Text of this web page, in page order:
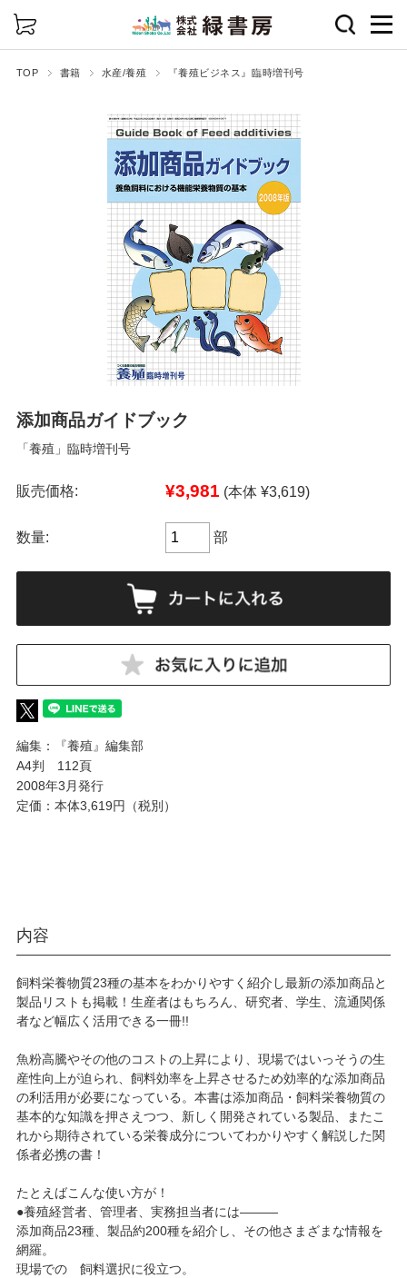
TOP 書籍 水産/養殖 『養殖ビジネス』臨時増刊号
添加商品ガイドブック
「養殖」臨時増刊号
販売価格: ¥3,981 (本体 ¥3,619)
数量: 部
編集：『養殖』編集部
A4判 112頁
2008年3月発行
定価：本体3,619円（税別）
内容
飼料栄養物質23種の基本をわかりやすく紹介し最新の添加商品と
製品リストも掲載！生産者はもちろん、研究者、学生、流通関係
者など幅広く活用できる一冊!!
魚粉高騰やその他のコストの上昇により、現場ではいっそうの生
産性向上が迫られ、飼料効率を上昇させるため効率的な添加商品
の利活用が必要になっている。本書は添加商品・飼料栄養物質の
基本的な知識を押さえつつ、新しく開発されている製品、またこ
れから期待されている栄養成分についてわかりやすく解説した関
係者必携の書！
たとえばこんな使い方が！
●養殖経営者、管理者、実務担当者には―――
添加商品23種、製品約200種を紹介し、その他さまざまな情報を
網羅。
現場での 飼料選択に役立つ。